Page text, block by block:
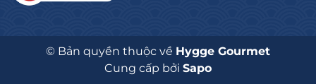
© Bản quyền thuộc về Hygge Gourmet
Cung cấp bởi Sapo